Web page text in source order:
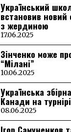
Український
встановив новий
з жердиною
17.06.2025
Зінченко може
“Мілані”
10.06.2025
Українська
Канади на
08.06.2025